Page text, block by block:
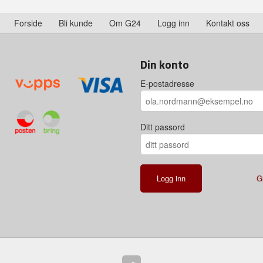
Forside Bli kunde Om G24 Logg inn Kontakt oss
Din konto
E-postadresse
Ditt passord